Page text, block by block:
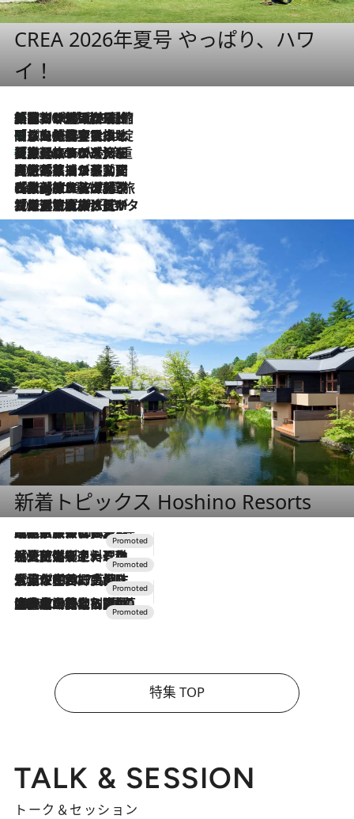
CREA 2026年夏号 やっぱり、ハワ
イ！
2026.8.6
「荷物が増えるほど旅ストレスは増す」美容ジャーナリストがたどり着いた最終結論。“化粧品を劇的に減らす”感動の凝縮美容とは
2026.8.6
「旅先には金髪ウィッグを持参」日本と同じメイクでは損してる!? 美容ジャーナリストが提案する“掟破りの旅美容”とは
2026.8.6
【厳選旅コスメ】「身軽さ＆UV対策重視！」ヘアアーティストshucoが選んだ夏旅ベストコスメを発表【Mサイズジップ】
2026.8.5
【厳選旅コスメ】国内をあちこち移動する河井菜摘が選んだ夏旅ベストコスメ発表！「リラックスアイテムはマスト」【Mサイズジップ】
2026.8.4
【厳選旅コスメ】「紫外線＆乾燥対策しながらメイク感も！」ヘア＆メイクGeorgeが選んだ夏旅ベストコスメを発表！【Mサイズジップ】
2026.8.3
【厳選旅コスメ】「保湿もタイパ重視！」“サウナ好き”タレント清水みさとが愛用する夏旅ベストコスメを発表！【Mサイズジップ】
新着トピックス Hoshino Resorts
2026.7.31
【ホテル帰省】という選択肢をOMOが提案。家族とほどよい距離を保つには「昼は実家、夜は気兼ねなくホテルで！」
2026.7.24
【夏限定ディナーコース】旬を迎える稚鮎や花ズッキーニなどをイタリア・トスカーナの郷土料理の手法で満喫！
2026.7.17
「土佐和ハーブかき氷」がOMO7高知に登場！生姜、山椒、大葉など目にも舌にも涼を呼ぶ郷土の味
2026.7.10
NEW OPEN！【界 草津】名湯の地に誕生。趣の異なる2種の温泉と上州ならではの会席・蕎麦割烹など美食を味わう究極の癒やし旅
特集 TOP
TALK & SESSION
トーク＆セッション